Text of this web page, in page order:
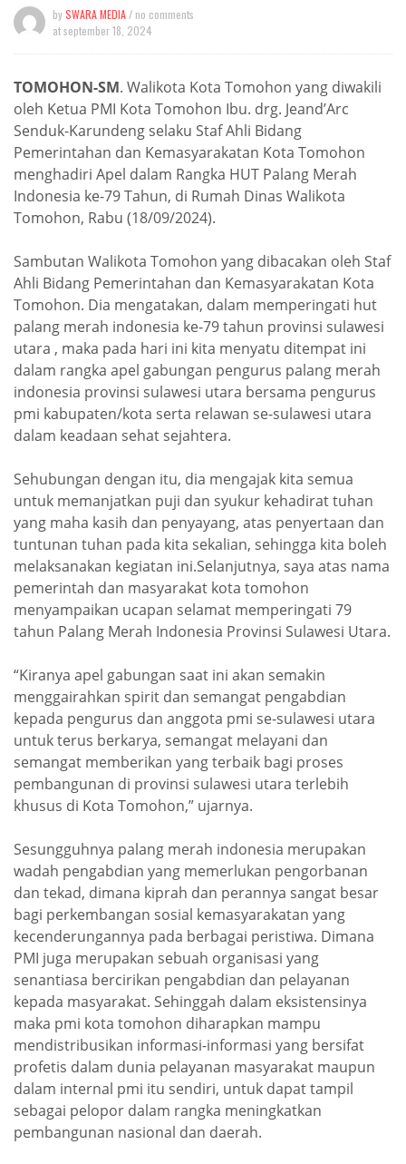
bySWARA MEDIA / no comments
atseptember 18, 2024
TOMOHON-SM. Walikota Kota Tomohon yang diwakili
oleh Ketua PMI Kota Tomohon Ibu. drg. Jeand’Arc
Senduk-Karundeng selaku Staf Ahli Bidang
Pemerintahan dan Kemasyarakatan Kota Tomohon
menghadiri Apel dalam Rangka HUT Palang Merah
Indonesia ke-79 Tahun, di Rumah Dinas Walikota
Tomohon, Rabu (18/09/2024).
Sambutan Walikota Tomohon yang dibacakan oleh Staf
Ahli Bidang Pemerintahan dan Kemasyarakatan Kota
Tomohon. Dia mengatakan, dalam memperingati hut
palang merah indonesia ke-79 tahun provinsi sulawesi
utara , maka pada hari ini kita menyatu ditempat ini
dalam rangka apel gabungan pengurus palang merah
indonesia provinsi sulawesi utara bersama pengurus
pmi kabupaten/kota serta relawan se-sulawesi utara
dalam keadaan sehat sejahtera.
Sehubungan dengan itu, dia mengajak kita semua
untuk memanjatkan puji dan syukur kehadirat tuhan
yang maha kasih dan penyayang, atas penyertaan dan
tuntunan tuhan pada kita sekalian, sehingga kita boleh
melaksanakan kegiatan ini.Selanjutnya, saya atas nama
pemerintah dan masyarakat kota tomohon
menyampaikan ucapan selamat memperingati 79
tahun Palang Merah Indonesia Provinsi Sulawesi Utara.
“Kiranya apel gabungan saat ini akan semakin
menggairahkan spirit dan semangat pengabdian
kepada pengurus dan anggota pmi se-sulawesi utara
untuk terus berkarya, semangat melayani dan
semangat memberikan yang terbaik bagi proses
pembangunan di provinsi sulawesi utara terlebih
khusus di Kota Tomohon,” ujarnya.
Sesungguhnya palang merah indonesia merupakan
wadah pengabdian yang memerlukan pengorbanan
dan tekad, dimana kiprah dan perannya sangat besar
bagi perkembangan sosial kemasyarakatan yang
kecenderungannya pada berbagai peristiwa. Dimana
PMI juga merupakan sebuah organisasi yang
senantiasa bercirikan pengabdian dan pelayanan
kepada masyarakat. Sehinggah dalam eksistensinya
maka pmi kota tomohon diharapkan mampu
mendistribusikan informasi-informasi yang bersifat
profetis dalam dunia pelayanan masyarakat maupun
dalam internal pmi itu sendiri, untuk dapat tampil
sebagai pelopor dalam rangka meningkatkan
pembangunan nasional dan daerah.